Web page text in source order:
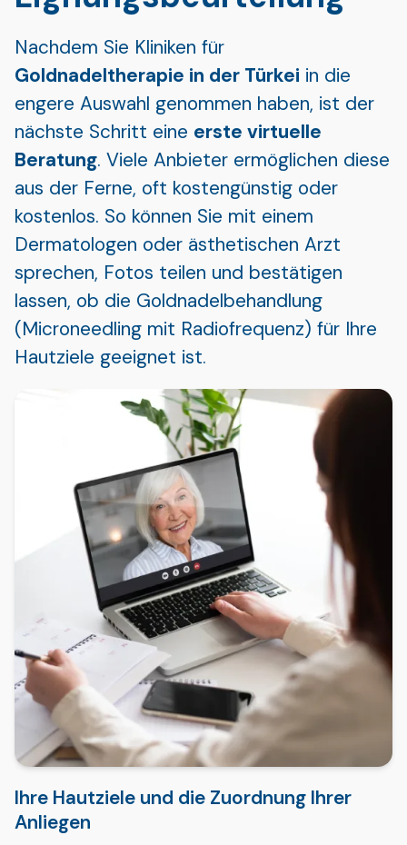
Nachdem Sie Kliniken für
Goldnadeltherapie in der Türkei in die
engere Auswahl genommen haben, ist der
nächste Schritt eine erste virtuelle
Beratung. Viele Anbieter ermöglichen diese
aus der Ferne, oft kostengünstig oder
kostenlos. So können Sie mit einem
Dermatologen oder ästhetischen Arzt
sprechen, Fotos teilen und bestätigen
lassen, ob die Goldnadelbehandlung
(Microneedling mit Radiofrequenz) für Ihre
Hautziele geeignet ist.
Ihre Hautziele und die Zuordnung Ihrer
Anliegen